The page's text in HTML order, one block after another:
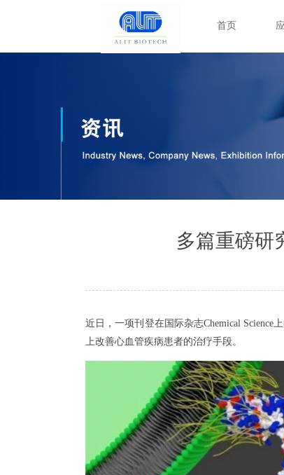
首页
多篇重磅研
近日，一项刊登在国际杂志Chemical
上改善心血管疾病患者的治疗手段。